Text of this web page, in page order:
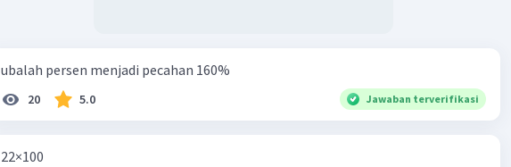
Beri Rating· 5.0(1) Balas
ubalah persen menjadi pecahan 160%
20 5.0 Jawaban terverifikasi
22×100